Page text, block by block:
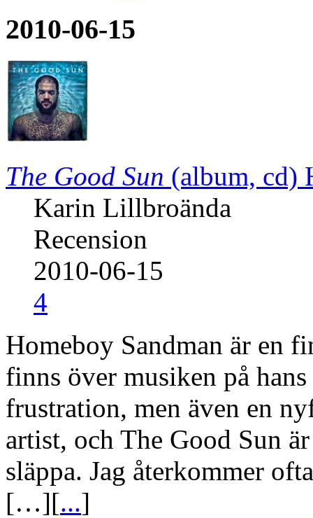
2010-06-15
The Good Sun (album, cd)
Karin Lillbroända
Recension
2010-06-15
4
Homeboy Sandman är en
finns över musiken på
frustration, men även en
artist, och The Good Sun
släppa. Jag återkommer
[…][...]